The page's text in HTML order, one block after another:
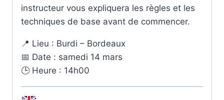
instructeur vous expliquera les règles et les
techniques de base avant de commencer.
📍 Lieu : Burdi – Bordeaux
📅 Date : samedi 14 mars
🕒 Heure : 14h00